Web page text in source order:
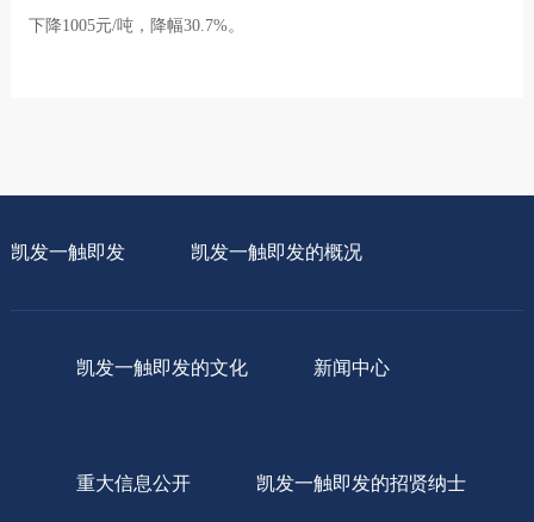
下降1005元/吨，降幅30.7%。
凯发一触即发 凯发一触即发的概况
凯发一触即发的文化 新闻中心
重大信息公开 凯发一触即发的招贤纳士